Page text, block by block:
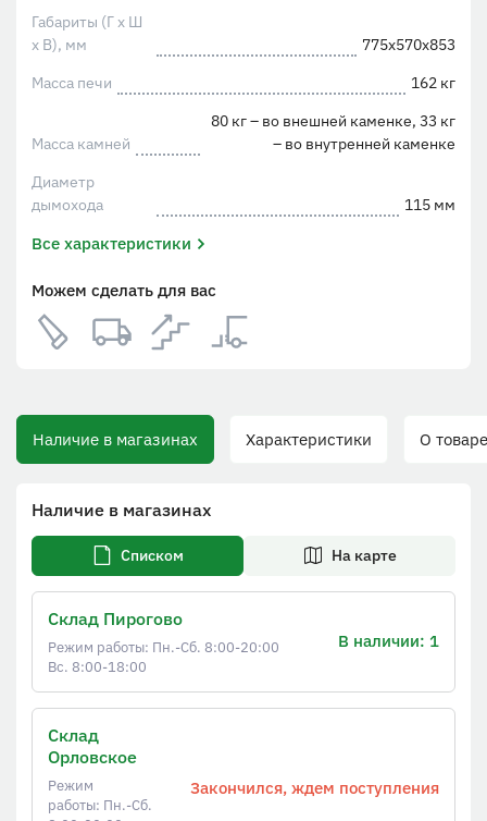
Габариты (Г х Ш
х В), мм
775х570х853
Масса печи
162 кг
Масса камней
80 кг – во внешней каменке, 33 кг
– во внутренней каменке
Диаметр
дымохода
115 мм
Все характеристики
Можем сделать для вас
Наличие в магазинах Характеристики О товаре
Наличие в магазинах
Списком На карте
Склад Пирогово
Режим работы: Пн.-Сб. 8:00-20:00
Вс. 8:00-18:00
В наличии: 1
Склад
Орловское
Режим
работы: Пн.-Сб.
Закончился, ждем поступления